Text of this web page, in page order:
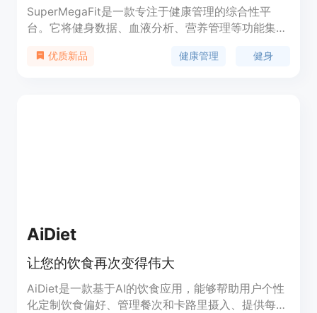
SuperMegaFit是一款专注于健康管理的综合性平
台。它将健身数据、血液分析、营养管理等功能集成
血检报告等方式，全面掌握自己的健康状况。其重要
优质新品 健康管理 健身
AiDiet
让您的饮食再次变得伟大
AiDiet是一款基于AI的饮食应用，能够帮助用户个性
化定制饮食偏好、管理餐次和卡路里摄入、提供每日